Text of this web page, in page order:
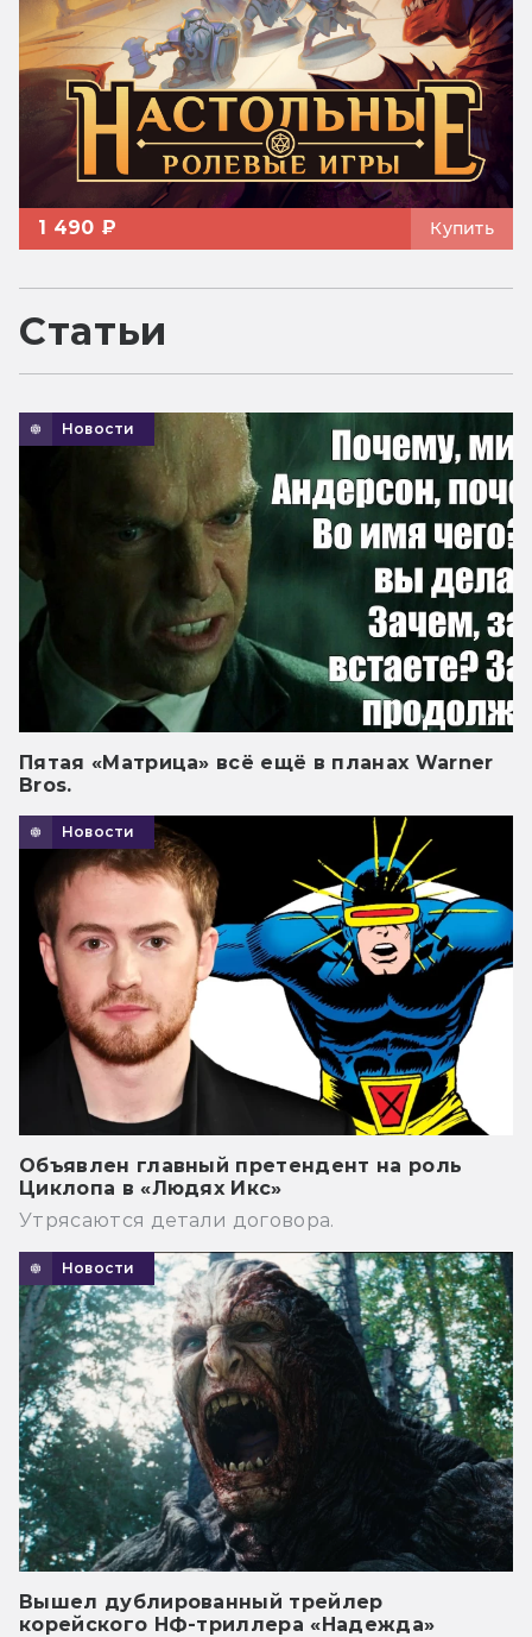
1 490 ₽ Купить
Статьи
Новости
Пятая «Матрица» всё ещё в планах Warner
Bros.
Новости
Объявлен главный претендент на роль
Циклопа в «Людях Икс»
Утрясаются детали договора.
Новости
Вышел дублированный трейлер
корейского НФ-триллера «Надежда»